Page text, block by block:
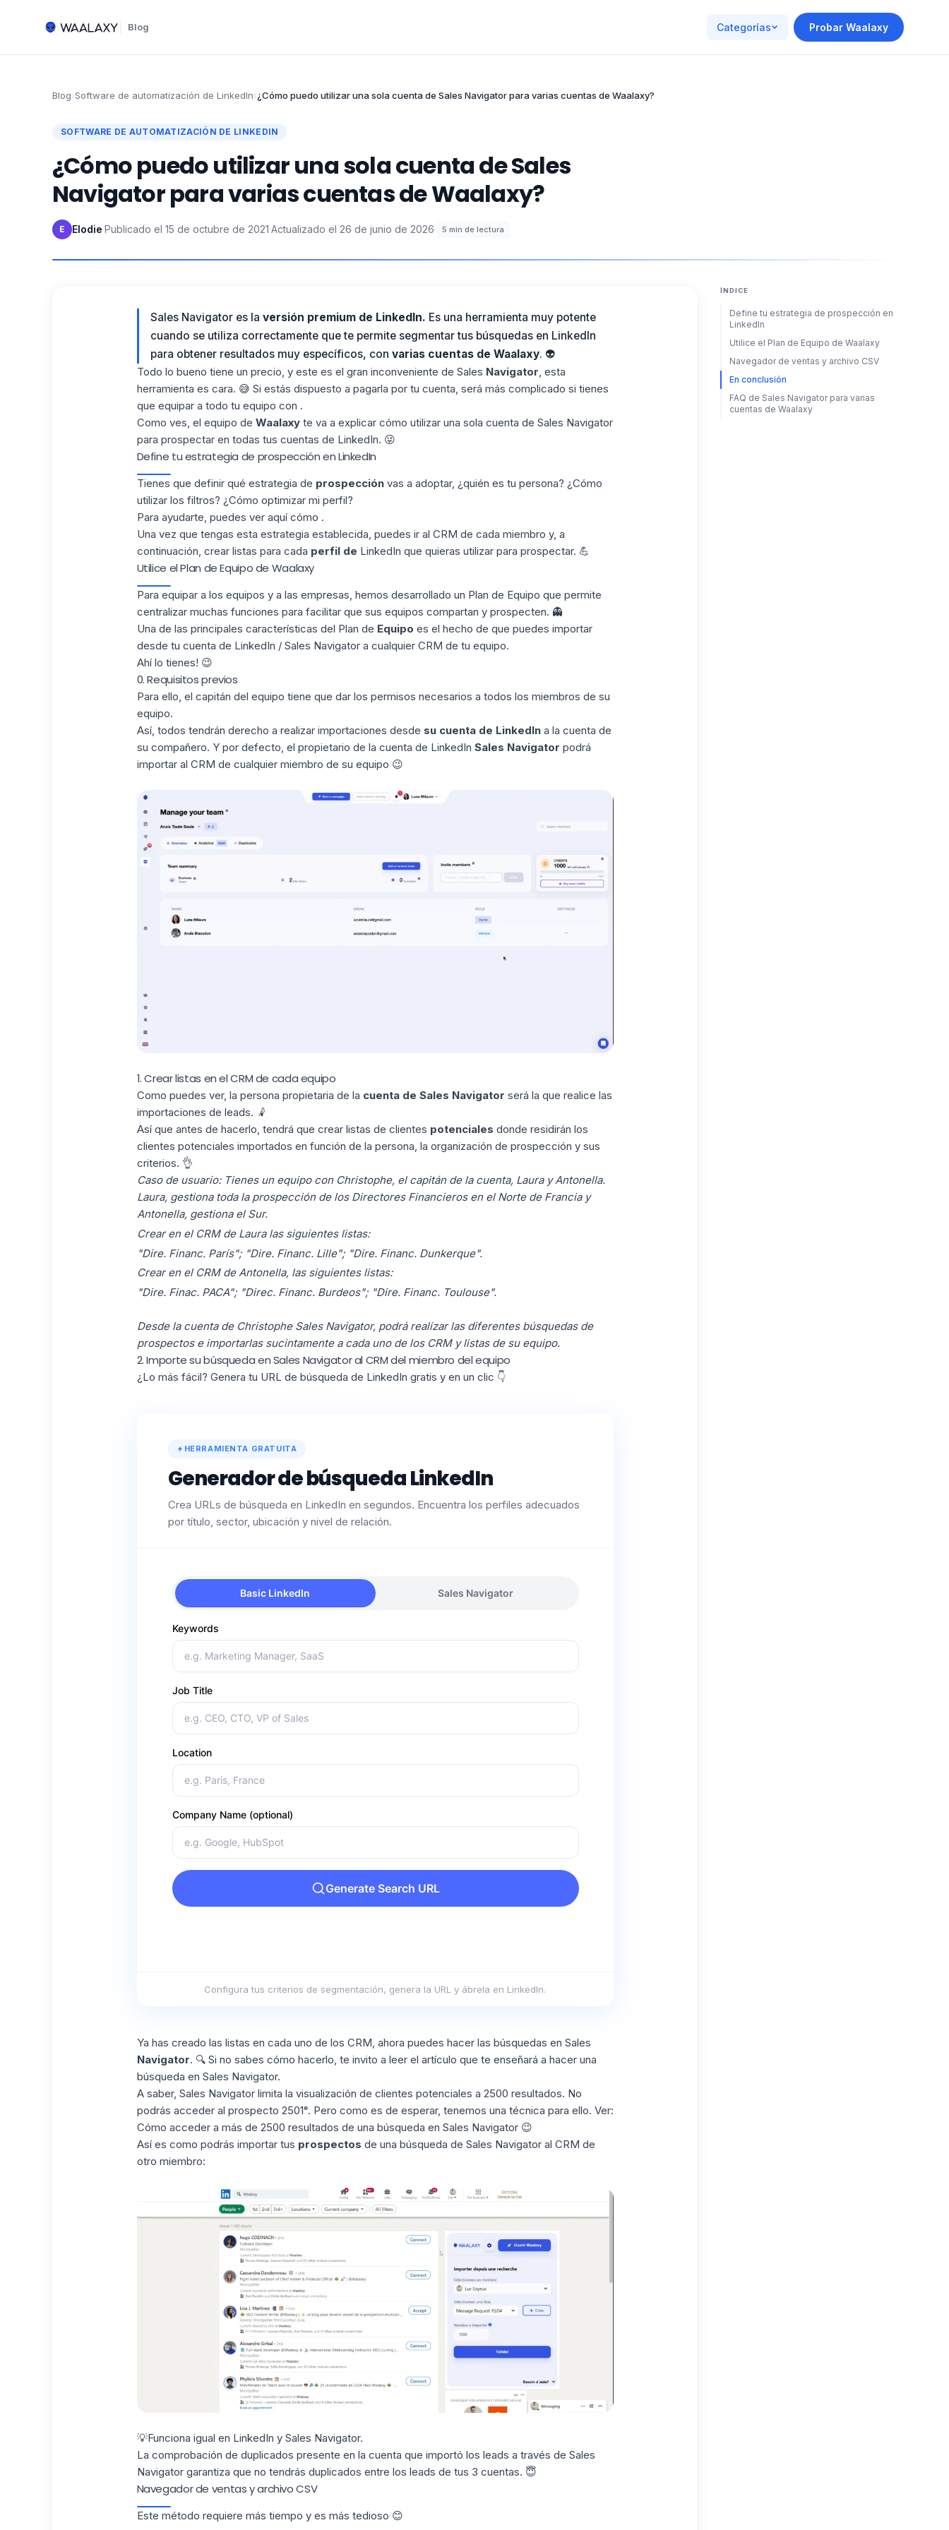
Blog Categorías Probar Waalaxy
Blog›Software de automatización de LinkedIn›¿Cómo puedo utilizar una sola cuenta de Sales Navigator para varias cuentas de Waalaxy?
SOFTWARE DE AUTOMATIZACIÓN DE LINKEDIN
¿Cómo puedo utilizar una sola cuenta de Sales
Navigator para varias cuentas de Waalaxy?
E Elodie·Publicado el 15 de octubre de 2021·Actualizado el 26 de junio de 2026· 5 min de lectura
Sales Navigator es la versión premium de LinkedIn. Es una herramienta muy potente
cuando se utiliza correctamente que te permite segmentar tus búsquedas en LinkedIn
para obtener resultados muy específicos, con varias cuentas de Waalaxy. 👽
Todo lo bueno tiene un precio, y este es el gran inconveniente de Sales Navigator, esta
herramienta es cara. 😅 Si estás dispuesto a pagarla por tu cuenta, será más complicado si tienes
que equipar a todo tu equipo con .
Como ves, el equipo de Waalaxyte va a explicar cómo utilizar una sola cuenta de Sales Navigator
para prospectar en todas tus cuentas de LinkedIn. 😜
Define tu estrategia de prospección en LinkedIn
Tienes que definir qué estrategia de prospecciónvas a adoptar, ¿quién es tu persona? ¿Cómo
utilizar los filtros? ¿Cómo optimizar mi perfil?
Para ayudarte, puedes ver aquí cómo .
Una vez que tengas esta estrategia establecida, puedes ir al CRM de cada miembro y, a
continuación, crear listas para cada perfil de LinkedIn que quieras utilizar para prospectar. 💪
Utilice el Plan de Equipo de Waalaxy
Para equipar a los equipos y a las empresas, hemos desarrollado un Plan de Equipo que permite
centralizar muchas funciones para facilitar que sus equipos compartan y prospecten. 👻
Una de las principales características del Plan de Equipo es el hecho de que puedes importar
desde tu cuenta de LinkedIn / Sales Navigator a cualquier CRM de tu equipo.
Ahí lo tienes! 😉
0. Requisitos previos
Para ello, el capitán del equipo tiene que dar los permisos necesarios a todos los miembros de su
equipo.
Así, todos tendrán derecho a realizar importaciones desde su cuenta de LinkedIna la cuenta de
su compañero. Y por defecto, el propietario de la cuenta de LinkedIn Sales Navigator podrá
importar al CRM de cualquier miembro de su equipo 😉
1. Crear listas en el CRM de cada equipo
Como puedes ver, la persona propietaria de la cuenta de Sales Navigator será la que realice las
importaciones de leads. 🤾
Así que antes de hacerlo, tendrá que crear listas de clientes potenciales donde residirán los
clientes potenciales importados en función de la persona, la organización de prospección y sus
criterios. 👌
Caso de usuario: Tienes un equipo con Christophe, el capitán de la cuenta, Laura y Antonella.
Laura, gestiona toda la prospección de los Directores Financieros en el Norte de Francia y
Antonella, gestiona el Sur.
Crear en el CRM de Laura las siguientes listas:
"Dire. Financ. París"; "Dire. Financ. Lille"; "Dire. Financ. Dunkerque".
Crear en el CRM de Antonella, las siguientes listas:
"Dire. Finac. PACA"; "Direc. Financ. Burdeos"; "Dire. Financ. Toulouse".
Desde la cuenta de Christophe Sales Navigator, podrá realizar las diferentes búsquedas de
prospectos e importarlas sucintamente a cada uno de los CRM y listas de su equipo.
2. Importe su búsqueda en Sales Navigator al CRM del miembro del equipo
¿Lo más fácil? Genera tu URL de búsqueda de LinkedIn gratis y en un clic 👇
HERRAMIENTA GRATUITA
Generador de búsqueda LinkedIn
Crea URLs de búsqueda en LinkedIn en segundos. Encuentra los perfiles adecuados
por título, sector, ubicación y nivel de relación.
Configura tus criterios de segmentación, genera la URL y ábrela en LinkedIn.
Ya has creado las listas en cada uno de los CRM, ahora puedes hacer las búsquedas en Sales
Navigator. 🔍 Si no sabes cómo hacerlo, te invito a leer el artículo que te enseñará a hacer una
búsqueda en Sales Navigator.
A saber, Sales Navigator limita la visualización de clientes potenciales a 2500 resultados. No
podrás acceder al prospecto 2501ᵉ. Pero como es de esperar, tenemos una técnica para ello. Ver:
Cómo acceder a más de 2500 resultados de una búsqueda en Sales Navigator 😉
Así es como podrás importar tus prospectos de una búsqueda de Sales Navigator al CRM de
otro miembro:
💡Funciona igual en LinkedIn y Sales Navigator.
La comprobación de duplicados presente en la cuenta que importó los leads a través de Sales
Navigator garantiza que no tendrás duplicados entre los leads de tus 3 cuentas. 😇
Navegador de ventas y archivo CSV
Este método requiere más tiempo y es más tedioso 😊
ÍNDICE
Define tu estrategia de prospección en
LinkedIn
Utilice el Plan de Equipo de Waalaxy
Navegador de ventas y archivo CSV
En conclusión
FAQ de Sales Navigator para varias
cuentas de Waalaxy